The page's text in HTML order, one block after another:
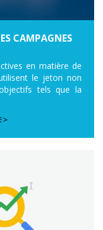
CAMPAGNES
en matière de
le jeton non
tels que la